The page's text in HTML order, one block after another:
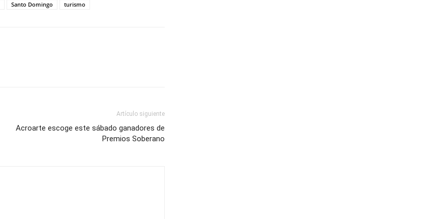
Santo Domingo turismo
Artículo siguiente
Acroarte escoge este sábado ganadores de
Premios Soberano